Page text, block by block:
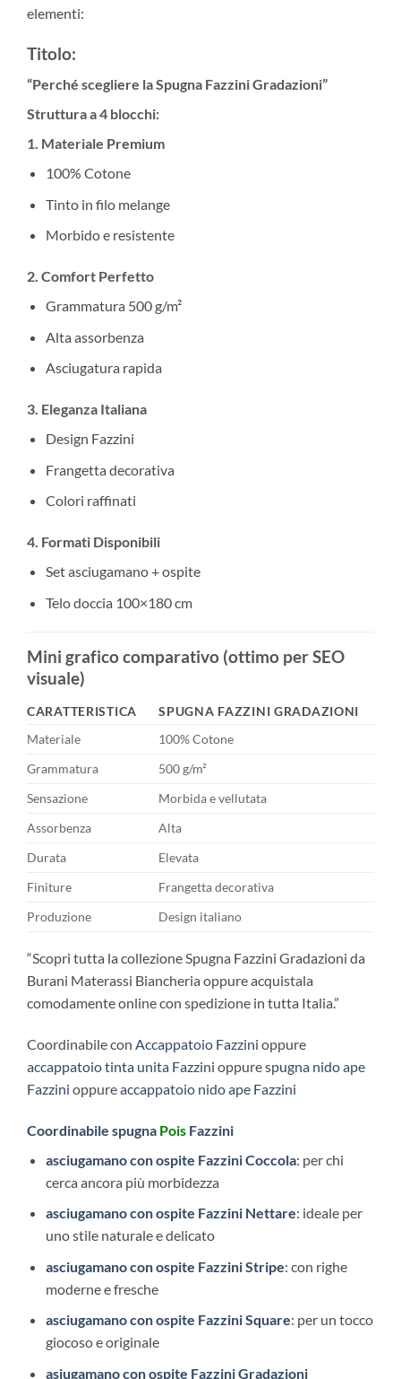
elementi:
Titolo:
“Perché scegliere la Spugna Fazzini Gradazioni”
Struttura a 4 blocchi:
1. Materiale Premium
100% Cotone
Tinto in filo melange
Morbido e resistente
2. Comfort Perfetto
Grammatura 500 g/m²
Alta assorbenza
Asciugatura rapida
3. Eleganza Italiana
Design Fazzini
Frangetta decorativa
Colori raffinati
4. Formati Disponibili
Set asciugamano + ospite
Telo doccia 100×180 cm
Mini grafico comparativo (ottimo per SEO
visuale)
CARATTERISTICA
SPUGNA FAZZINI GRADAZIONI
Materiale
100% Cotone
Grammatura
500 g/m²
Sensazione
Morbida e vellutata
Assorbenza
Alta
Durata
Elevata
Finiture
Frangetta decorativa
Produzione
Design italiano
“Scopri tutta la collezione Spugna Fazzini Gradazioni da
Burani Materassi Biancheria oppure acquistala
comodamente online con spedizione in tutta Italia.”
Coordinabile con Accappatoio Fazzini oppure
accappatoio tinta unita Fazzini oppurespugna nido ape
Fazzini oppureaccappatoio nido ape Fazzini
Coordinabile spugna Pois Fazzini
asciugamano con ospite Fazzini Coccola: per chi
cerca ancora più morbidezza
asciugamano con ospite Fazzini Nettare: ideale per
uno stile naturale e delicato
asciugamano con ospite Fazzini Stripe: con righe
moderne e fresche
asciugamano con ospite Fazzini Square: per un tocco
giocoso e originale
asiugamano con ospite Fazzini Gradazioni